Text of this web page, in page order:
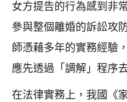
女方提告的行為感到非
參與整個離婚的訴訟攻
師憑藉多年的實務經驗
應先透過「調解」程序
在法律實務上，我國《